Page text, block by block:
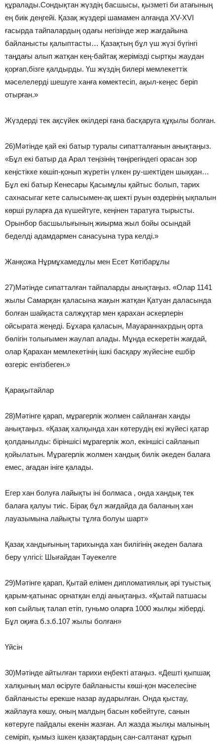
құралады.Сондықтан жүздің басшысы, қызметі би атағының
ең биік деңгейі. Қазақ жүздері шамамен алғанда XV-XVI
ғасырда тайпалардың одағы негізінде жер жағдайына
байланысты қалыптасты… Қазақтың бұл үш жүзі бүгінгі
таңдағы алып жатқан кең-байтақ жерімізді сыртқы жаудан
қорғап,бізге қалдырды. Үш жүздің билері мемлекеттік
мәселелерді шешуге ханға көмектесіп, ақыл-кеңес беріп
отырған.»
Жүздерді тек ақсүйек өкілдері ғана басқаруга құқылы болған.
26)Мәтінде қай екі батыр туралы сипатталғанын анықтаңыз.
«Бұл екі батыр да Арал теңізінің төңірегіндегі орасан зор
кеңістікке көшіп-қонып жүретін үлкен ру-шектіден шыққан…
Бұл екі батыр Кенесары Қасымұлы қайтыс болып, тарих
сахнасыгаг кете салысымен-ақ шекті руын өздерінің ықпалын
көрші руларға да күшейтуге, кеңінен таратуға тырысты.
Орынбор басшылығының жиырма жыл бойы осындай
беделді адамдармен санасуына тура келді.»
Жанқожа Нұрмұхамедұлы мен Есет Көтібарұлы
27)Мәтінде сипатталған тайпаларды анықтаңыз. «Олар 1141
жылы Самарқан қаласына жақын жатқан Қатуан даласында
болған шайқаста салжұқтар мен қарахан әскерлерін
ойсырата жеңеді. Бұхара қаласын, Мауараннахрдың орта
бөлігін толығымен жаулап алады. Мұнда ескеретін жағдай,
олар Қарахан мемлекетінің ішкі басқару жүйесіне ешбір
өзгеріс енгізбеген.»
Қарақытайлар
28)Мәтінге қарап, мұрагерлік жолмен сайланған ханды
анықтаңыз. «Қазақ халқында хан көтерудің екі жүйесі қатар
қолданылды: біріншісі мұрагерлік жол, екіншісі сайланып
қойылатын. Мұрагерлік жолмен хандық билік әкеден балаға
емес, ағадан ініге қалады.
Егер хан болуға лайықты іні болмаса , онда хандық тек
балаға қалуы тиіс. Бірақ бұл жағдайда да баланың хан
лауазымына лайықты тұлға болуы шарт»
Қазақ хандығының тарихында хан билігінің әкеден балаға
беру үлгісі: Шығайдан Тәуекелге
29)Мәтінге қарап, Қытай елімен дипломатиялық әрі туыстық
қарым-қатынас орнатқан елді анықтаңыз. «Қытай патшасы
көп сыйлық талап етіп, гуньмо оларға 1000 жылқы жіберді.
Бұл оқиға б.з.б.107 жылы болған»
Үйсін
30)Мәтінде айтылған тарихи еңбекті атаңыз. «Дешті қыпшақ
халқының мал өсіруге байланысты көші-қон мәселесіне
байланысты ерекше назар аударылған. Онда қыстау,
жайлауға көшу, оның малдың басын көбейтуге, санын
көтеруге пайдалы екенін жазған. Ал жазда жылқы малының
семіріп, қымыз ішкен қазақтардың сан-салтанат құрып